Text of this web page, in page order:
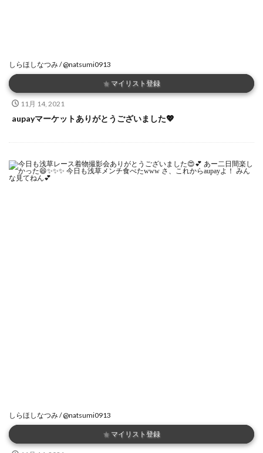
しらほしなつみ / @natsumi0913
★ マイリスト登録
11月 14, 2021
aupayマーケットありがとうございました💖
しらほしなつみ / @natsumi0913
★ マイリスト登録